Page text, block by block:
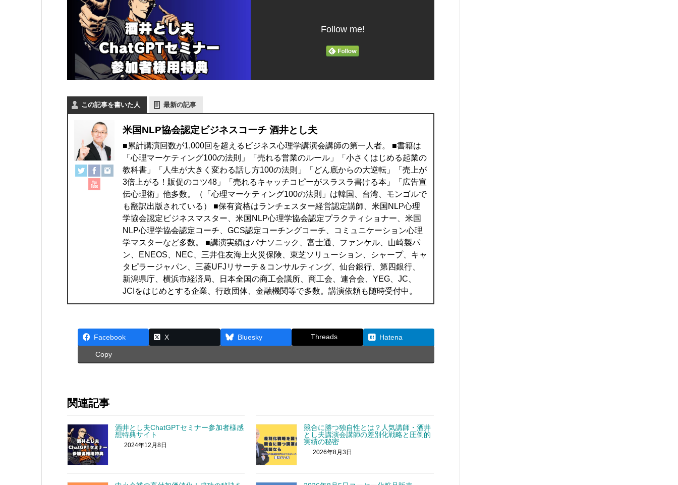
Follow me!
この記事を書いた人 最新の記事
米国NLP協会認定ビジネスコーチ 酒井とし夫
■累計講演回数が1,000回を超えるビジネス心理学講演会講師の第一人者。 ■書籍は
「心理マーケティング100の法則」「売れる営業のルール」「小さくはじめる起業の
教科書」「人生が大きく変わる話し方100の法則」「どん底からの大逆転」「売上が
3倍上がる！販促のコツ48」「売れるキャッチコピーがスラスラ書ける本」「広告宣
伝心理術」他多数。（「心理マーケティング100の法則」は韓国、台湾、モンゴルで
も翻訳出版されている） ■保有資格はランチェスター経営認定講師、米国NLP心理
学協会認定ビジネスマスター、米国NLP心理学協会認定プラクティショナー、米国
NLP心理学協会認定コーチ、GCS認定コーチングコーチ、コミュニケーション心理
学マスターなど多数。 ■講演実績はパナソニック、富士通、ファンケル、山崎製パ
ン、ENEOS、NEC、三井住友海上火災保険、東芝ソリューション、シャープ、キャ
タピラージャパン、三菱UFJリサーチ＆コンサルティング、仙台銀行、第四銀行、
新潟県庁、横浜市経済局、日本全国の商工会議所、商工会、連合会、YEG、JC、
JCIをはじめとする企業、行政団体、金融機関等で多数。講演依頼も随時受付中。
Facebook X Bluesky Threads Hatena
Copy
関連記事
酒井とし夫ChatGPTセミナー参加者様感
想特典サイト
2024年12月8日
競合に勝つ独自性とは？人気講師・酒井
とし夫講演会講師の差別化戦略と圧倒的
実績の秘密
2026年8月3日